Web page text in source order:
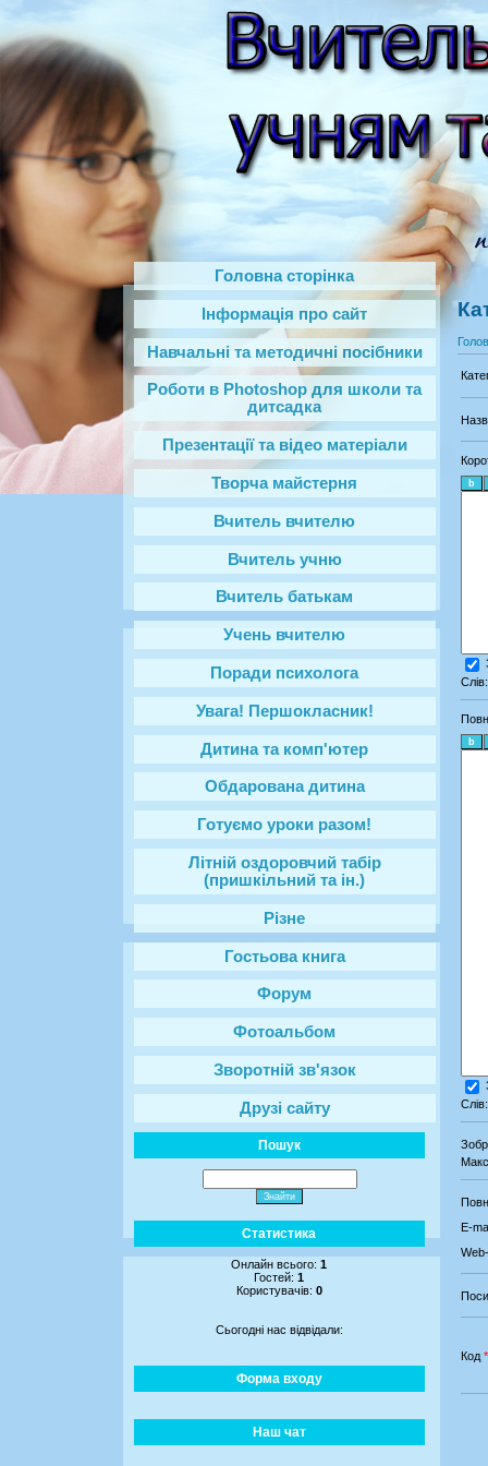
Головна сторінка
Інформація про сайт
Навчальні та методичні посібники
Роботи в Photoshop‎ для школи та
дитсадка
Презентації та відео матеріали
Творча майстерня
Вчитель вчителю
Вчитель учню
Вчитель батькам
Учень вчителю
Поради психолога
Увага! Першокласник!
Дитина та комп'ютер
Обдарована дитина
Готуємо уроки разом!
Літній оздоровчий табір
(пришкільний та ін.)
Різне
Гостьова книга
Форум
Фотоальбом
Зворотній зв'язок
Друзі сайту
Пошук
Статистика
Онлайн всього:1
Гостей:1
Користувачів: 0
Сьогодні нас відвідали:
Форма входу
Наш чат
E-
Код *